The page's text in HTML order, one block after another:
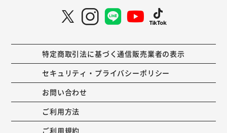
特定商取引法に基づく通信販売業者の表示
セキュリティ・プライバシーポリシー
お問い合わせ
ご利用方法
ご利用規約